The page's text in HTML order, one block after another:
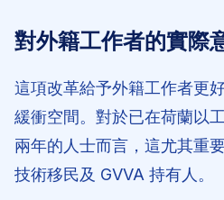
對外籍工作者的實際
這項改革給予外籍工作者更
緩衝空間。對於已在荷蘭以
兩年的人士而言，這尤其重
技術移民及 GVVA 持有人。